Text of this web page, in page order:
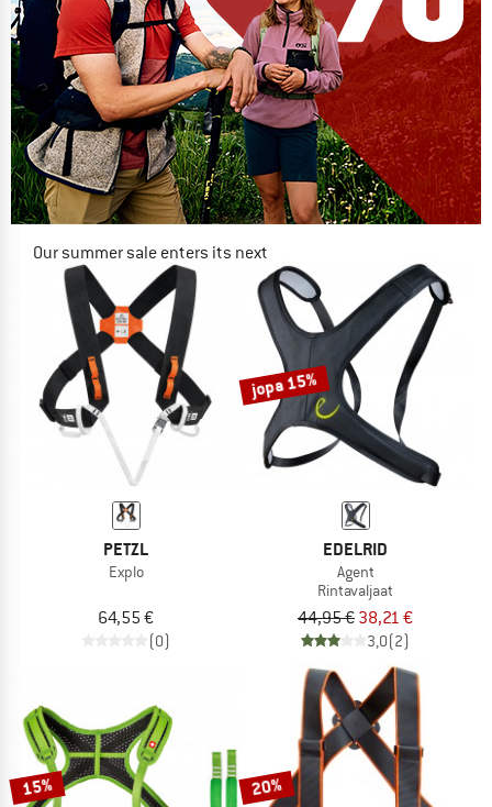
Our summer sale enters its next
phase
NOW UP TO 50% OFF
TO THE SALE
PETZL
Explo
64,55 €
(0)
jopa 15%
EDELRID
Agent
Rintavaljaat
44,95 € 38,21 €
3,0(2)
15% 20%